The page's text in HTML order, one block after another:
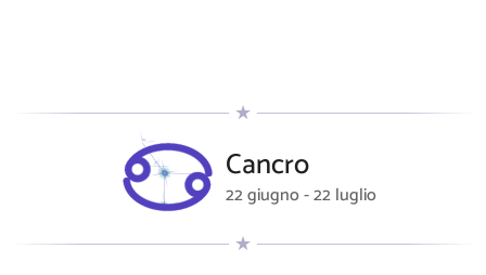
Cancro
22 giugno - 22 luglio